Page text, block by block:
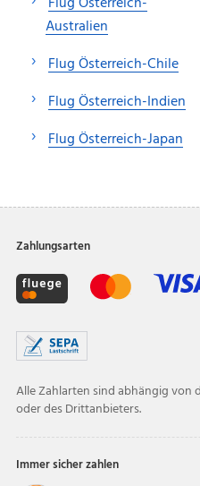
Australien
Flug Österreich-Chile
Flug Österreich-Indien
Flug Österreich-Japan